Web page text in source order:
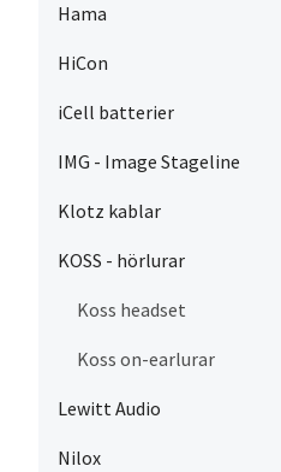
Hama
HiCon
iCell batterier
IMG - Image Stageline
Klotz kablar
KOSS - hörlurar
Koss headset
Koss on-earlurar
Lewitt Audio
Nilox